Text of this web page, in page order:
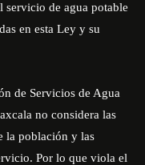
servicio de agua potable
en esta Ley y su
de Servicios de Agua
no considera las
la población y las
Por lo que viola el